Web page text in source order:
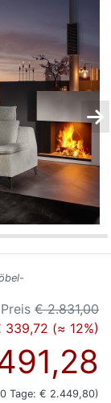
€ 2.831,00
339,72 (≈ 12%)
Tage: € 2.449,80)